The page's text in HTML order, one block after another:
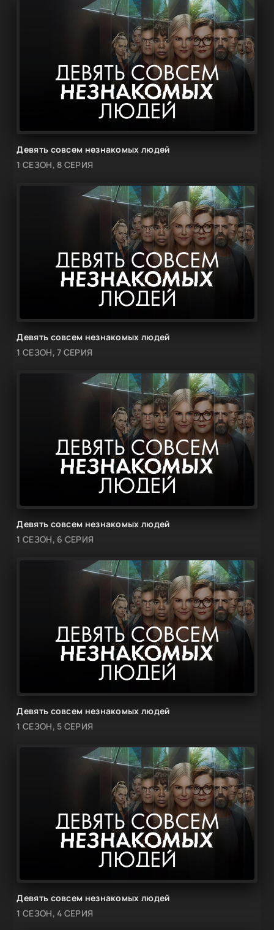
Девять совсем незнакомых людей
1 СЕЗОН, 8 СЕРИЯ
Девять совсем незнакомых людей
1 СЕЗОН, 7 СЕРИЯ
Девять совсем незнакомых людей
1 СЕЗОН, 6 СЕРИЯ
Девять совсем незнакомых людей
1 СЕЗОН, 5 СЕРИЯ
Девять совсем незнакомых людей
1 СЕЗОН, 4 СЕРИЯ